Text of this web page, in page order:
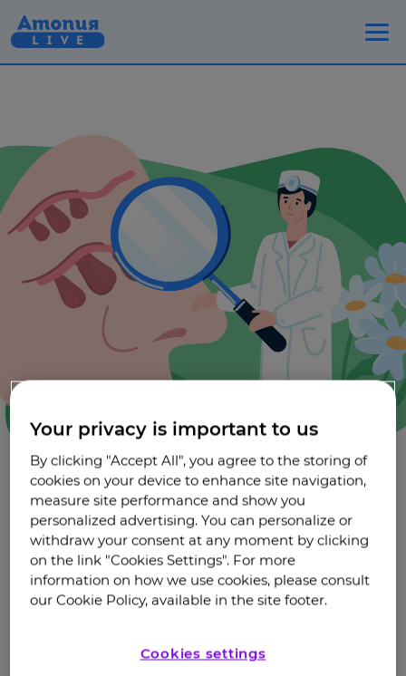
Как описать запах розы или вкус
любимой еды? При полипозном
риносинусите это может быть
непросто.
Запахи сопровождают нас всю жизнь, дарят нам всю красоту
лишиться на долгое время. Узнайте, как распознать, лечить и
Your privacy is important to us
By clicking "Accept All", you agree to the storing of
cookies on your device to enhance site navigation,
measure site performance and show you
personalized advertising. You can personalize or
withdraw your consent at any moment by clicking
on the link "Cookies Settings". For more
information on how we use cookies, please consult
our Cookie Policy, available in the site footer.
Cookies settings